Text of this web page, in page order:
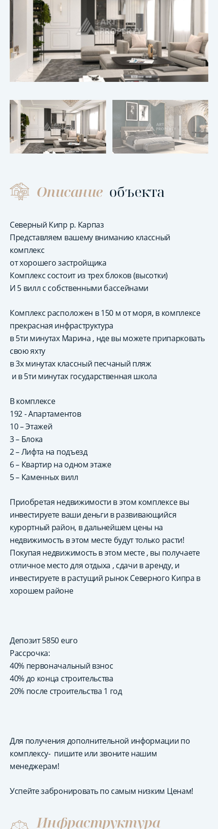
Описание объекта
Северный Кипр р. Карпаз
Представляем вашему вниманию классный
комплекс
от хорошего застройщика
Комплекс состоит из трех блоков (высотки)
И 5 вилл с собственными бассейнами
Комплекс расположен в 150 м от моря, в комплексе
прекрасная инфраструктура
в 5ти минутах Марина , нде вы можете припарковать
свою яхту
в 3х минутах классный песчаный пляж
и в 5ти минутах государственная школа
В комплексе
192 - Апартаментов
10 – Этажей
3 – Блока
2 – Лифта на подъезд
6 – Квартир на одном этаже
5 – Каменных вилл
Приобретая недвижимости в этом комплексе вы
инвестируете ваши деньги в развивающийся
курортный район, в дальнейшем цены на
недвижимость в этом месте будут только расти!
Покупая недвижимость в этом месте , вы получаете
отличное место для отдыха , сдачи в аренду, и
инвестируете в растущий рынок Северного Кипра в
хорошем районе
Депозит 5850 euro
Рассрочка:
40% первоначальный взнос
40% до конца строительства
20% после строительства 1 год
Для получения дополнительной информации по
комплексу- пишите или звоните нашим
менеджерам!
Успейте забронировать по самым низким Ценам!
Инфраструктура